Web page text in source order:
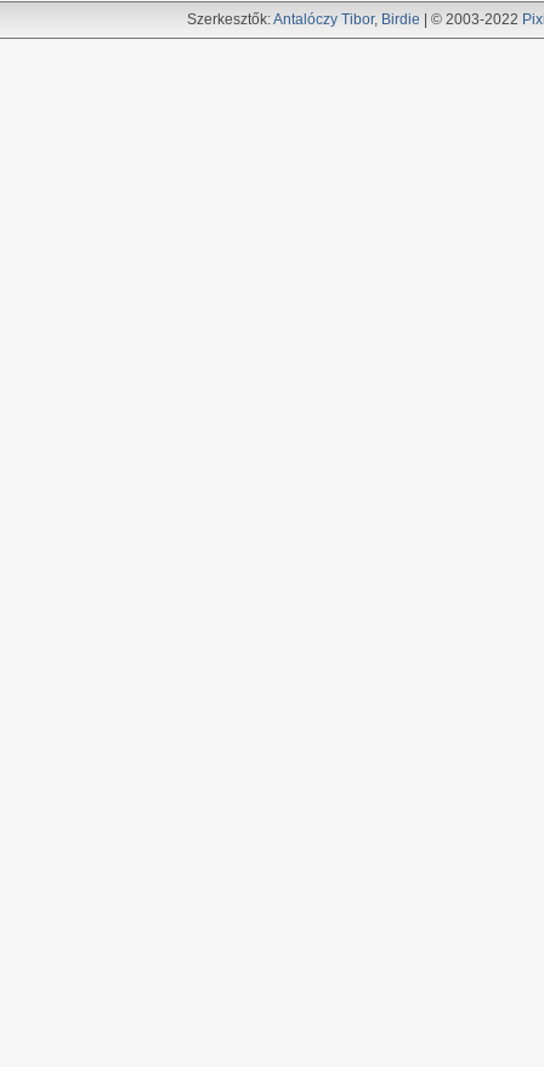
Szerkesztők:Antalóczy Tibor, Birdie | © 2003-2022